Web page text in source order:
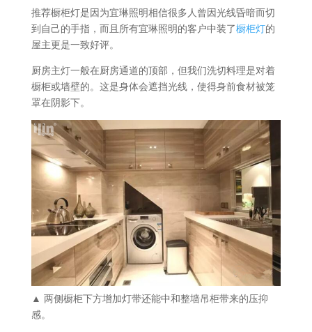
推荐橱柜灯是因为宜琳照明相信很多人曾因光线昏暗而切
到自己的手指，而且所有宜琳照明的客户中装了橱柜灯的
屋主更是一致好评。
厨房主灯一般在厨房通道的顶部，但我们洗切料理是对着
橱柜或墙壁的。这是身体会遮挡光线，使得身前食材被笼
罩在阴影下。
▲ 两侧橱柜下方增加灯带还能中和整墙吊柜带来的压抑
感。